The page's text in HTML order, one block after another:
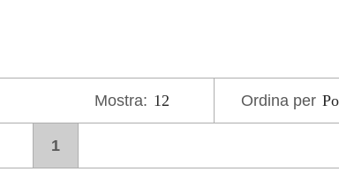
Ordina per
Mostra:
1